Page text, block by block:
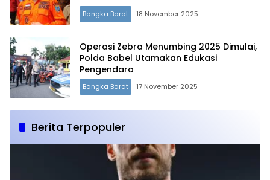
Bangka Barat 18 November 2025
Operasi Zebra Menumbing 2025 Dimulai,
Polda Babel Utamakan Edukasi
Pengendara
Bangka Barat 17 November 2025
Berita Terpopuler